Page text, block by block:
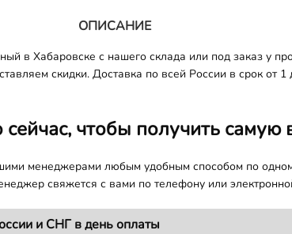
ОПИСАНИЕ
в Хабаровске с нашего склада или под заказ у
скидки. Доставка по всей России в срок от 1
чтобы получить
менеджерами любым удобным способом по
свяжется с вами по телефону или
и СНГ в день оплаты